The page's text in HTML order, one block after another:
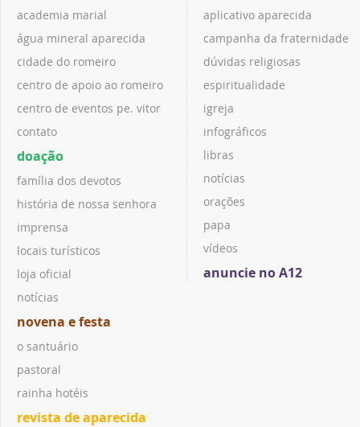
academia marial
água mineral aparecida
cidade do romeiro
centro de apoio ao romeiro
centro de eventos pe. vitor
contato
doação
família dos devotos
história de nossa senhora
imprensa
locais turísticos
loja oficial
notícias
novena e festa
o santuário
pastoral
rainha hotéis
revista de aparecida
aplicativo aparecida
campanha da fraternidade
dúvidas religiosas
espiritualidade
igreja
infográficos
libras
notícias
orações
papa
vídeos
anuncie no A12